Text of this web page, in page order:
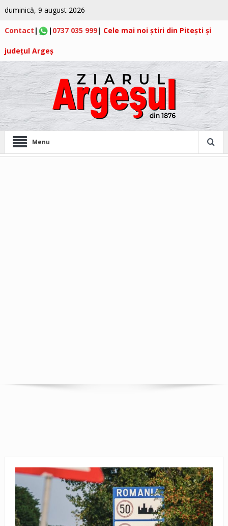
duminică, 9 august 2026
Contact | | 0737 035 999| Cele mai noi știri din Pitești și
județul Argeș
Menu